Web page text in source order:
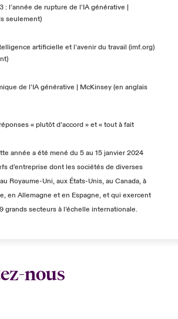
: l’année de rupture de l’IA générative |
seulement)
artificielle et l’avenir du travail (imf.org)
de l’IA générative | McKinsey (en anglais
« plutôt d’accord » et « tout à fait
année a été mené du 5 au 15 janvier 2024
d’entreprise dont les sociétés de diverses
Royaume-Uni, aux États-Unis, au Canada, à
en Allemagne et en Espagne, et qui exercent
grands secteurs à l’échelle internationale.
nous